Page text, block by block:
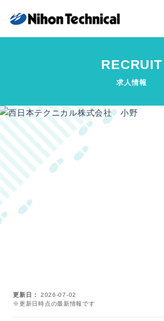
RECRUIT
求人情報
更新日
2026-07-02
※更新日時点の最新情報です